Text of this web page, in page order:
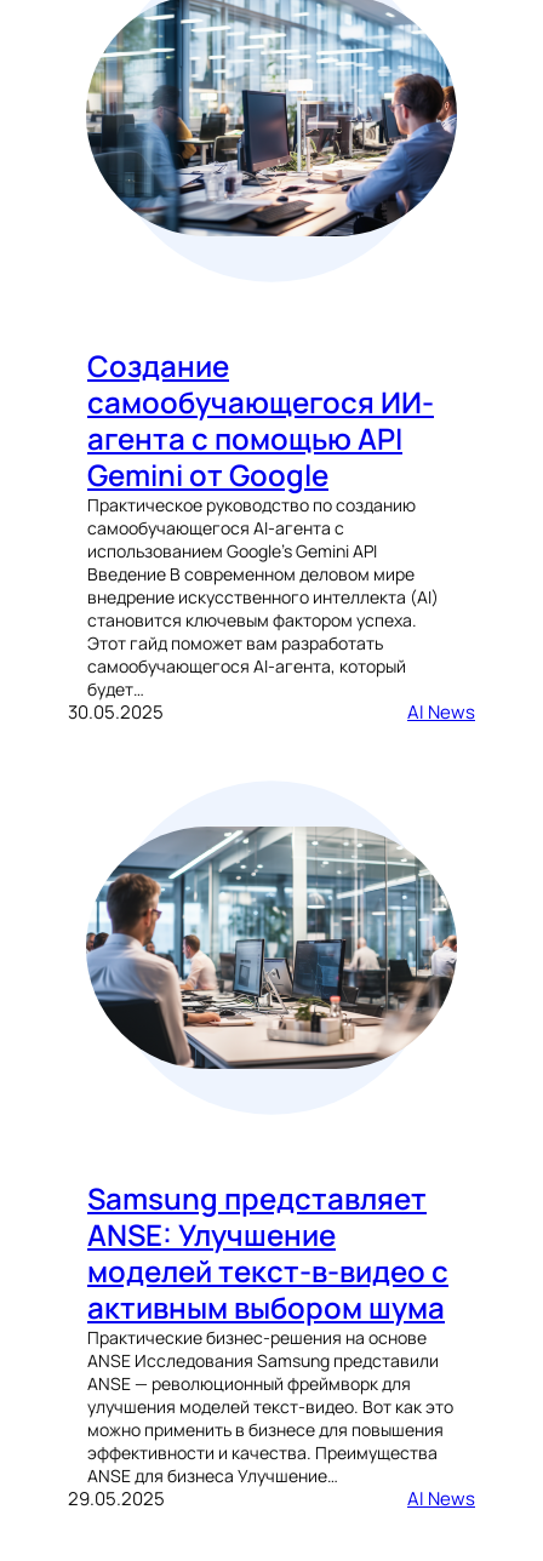
Создание
самообучающегося ИИ-
агента с помощью API
Gemini от Google
Практическое руководство по созданию
самообучающегося AI-агента с
использованием Google’s Gemini API
Введение В современном деловом мире
внедрение искусственного интеллекта (AI)
становится ключевым фактором успеха.
Этот гайд поможет вам разработать
самообучающегося AI-агента, который
будет…
30.05.2025 AI News
Samsung представляет
ANSE: Улучшение
моделей текст-в-видео с
активным выбором шума
Практические бизнес-решения на основе
ANSE Исследования Samsung представили
ANSE — революционный фреймворк для
улучшения моделей текст-видео. Вот как это
можно применить в бизнесе для повышения
эффективности и качества. Преимущества
ANSE для бизнеса Улучшение…
29.05.2025 AI News